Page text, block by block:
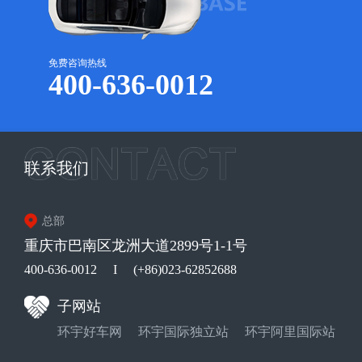
免费咨询热线
400-636-0012
联系我们
总部
重庆市巴南区龙洲大道2899号1-1号
400-636-0012 I (+86)023-62852688
子网站
环宇好车网 环宇国际独立站 环宇阿里国际站